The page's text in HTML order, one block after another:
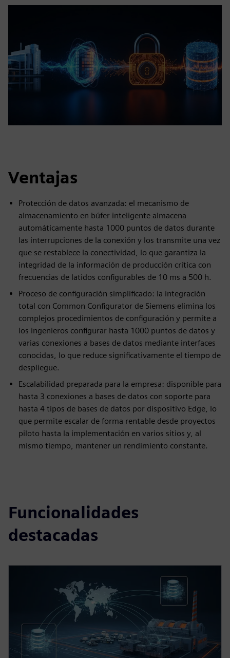
Ventajas
Protección de datos avanzada: el mecanismo de
almacenamiento en búfer inteligente almacena
automáticamente hasta 1000 puntos de datos durante
las interrupciones de la conexión y los transmite una vez
que se restablece la conectividad, lo que garantiza la
integridad de la información de producción crítica con
frecuencias de latidos configurables de 10 ms a 500 h.
Proceso de configuración simplificado: la integración
total con Common Configurator de Siemens elimina los
complejos procedimientos de configuración y permite a
los ingenieros configurar hasta 1000 puntos de datos y
varias conexiones a bases de datos mediante interfaces
conocidas, lo que reduce significativamente el tiempo de
despliegue.
Escalabilidad preparada para la empresa: disponible para
hasta 3 conexiones a bases de datos con soporte para
hasta 4 tipos de bases de datos por dispositivo Edge, lo
que permite escalar de forma rentable desde proyectos
piloto hasta la implementación en varios sitios y, al
mismo tiempo, mantener un rendimiento constante.
Funcionalidades
destacadas